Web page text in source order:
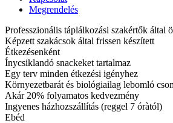
Megrendelés
Professzionális táplálkozási szakértők által
Képzett szakácsok által frissen készített
Étkezésenként
Ínycsiklandó snackeket tartalmaz
Egy terv minden étkezési igényhez
Környezetbarát és biológiailag lebomló
Akár 20% folyamatos kedvezmény
Ingyenes házhozszállítás (reggel 7 óràtól)
Ebéd